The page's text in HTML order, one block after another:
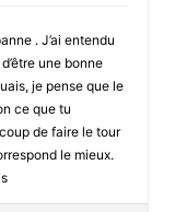
. J’ai entendu
une bonne
je pense que le
ce que tu
de faire le tour
le mieux.